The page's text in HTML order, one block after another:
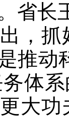
省长
抓好
推动
体
大